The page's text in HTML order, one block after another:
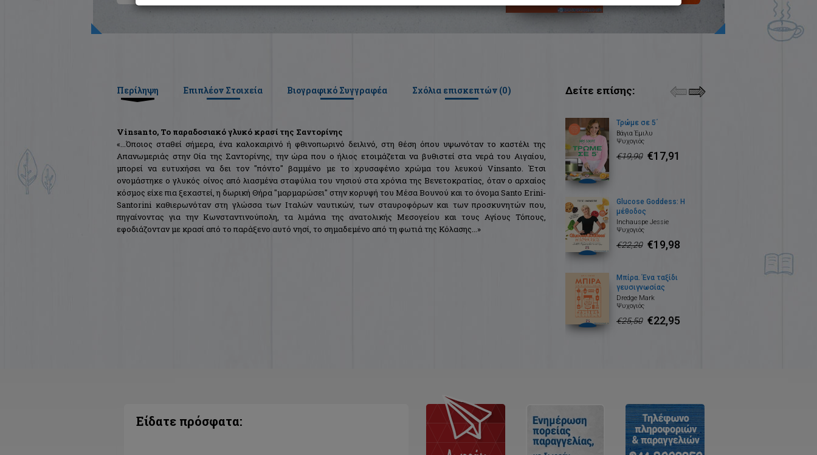
Περίληψη Επιπλέον Στοιχεία Βιογραφικό Συγγραφέα Σχόλια επισκεπτών (0)
Vinsanto, Το παραδοσιακό γλυκό κρασί της Σαντορίνης
«...Όποιος σταθεί σήμερα, ένα καλοκαιρινό ή φθινοπωρινό δειλινό, στη θέση όπου υψωνόταν το καστέλι της
Απανωμεριάς στην Οία της Σαντορίνης, την ώρα που ο ήλιος ετοιμάζεται να βυθιστεί στα νερά του Αιγαίου,
μπορεί να ευτυχήσει να δει τον "πόντο" βαμμένο με το χρυσαφένιο χρώμα του λευκού Vinsanto. Έτσι
ονομάστηκε ο γλυκός οίνος από λιασμένα σταφύλια του νησιού στα χρόνια της Βενετοκρατίας, όταν ο αρχαίος
κόσμος είχε πια ξεχαστεί, η δωρική Θήρα "μαρμαρώσει" στην κορυφή του Μέσα Βουνού και το όνομα Santo Erini-
Santorini καθιερωνόταν στη γλώσσα των Ιταλών ναυτικών, των σταυροφόρων και των προσκυνητών που,
πηγαίνοντας για την Κωνσταντινούπολη, τα λιμάνια της ανατολικής Μεσογείου και τους Αγίους Τόπους,
εφοδιάζονταν με κρασί από το παράξενο αυτό νησί, το σημαδεμένο από τη φωτιά της Κόλασης...»
Δείτε επίσης:
Τρώμε σε 5΄
Βάγια Έμιλυ
Ψυχογιός
€19,90 €17,91
Glucose Goddess: Η
μέθοδος
Inchauspe Jessie
Ψυχογιός
€22,20 €19,98
Μπίρα. Ένα ταξίδι
γευσιγνωσίας
Dredge Mark
Ψυχογιός
€25,50 €22,95
Είδατε πρόσφατα: